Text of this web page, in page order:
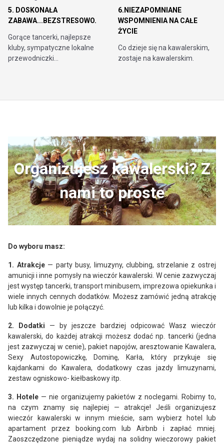
5. DOSKONAŁA
ZABAWA...BEZSTRESOWO.
Gorące tancerki, najlepsze
kluby, sympatyczne lokalne
przewodniczki…
6.NIEZAPOMNIANE
WSPOMNIENIA NA CAŁE
ŻYCIE
Co dzieje się na kawalerskim,
zostaje na kawalerskim.
Organizujesz kawalerski? Z
nami to proste
Do wyboru masz:
1. Atrakcje— party busy, limuzyny, clubbing, strzelanie z ostrej
amunicji i inne pomysły na wieczór kawalerski. W cenie zazwyczaj
jest występ tancerki, transport minibusem, imprezowa opiekunka i
wiele innych cennych dodatków. Możesz zamówić jedną atrakcję
lub kilka i dowolnie je połączyć.
2. Dodatki — by jeszcze bardziej odpicować Wasz wieczór
kawalerski, do każdej atrakcji możesz dodać np. tancerki (jedna
jest zazwyczaj w cenie), pakiet napojów, aresztowanie Kawalera,
Sexy Autostopowiczkę, Dominę, Karła, który przykuje się
kajdankami do Kawalera, dodatkowy czas jazdy limuzynami,
zestaw ogniskowo- kiełbaskowy itp.
3. Hotele— nie organizujemy pakietów z noclegami. Robimy to,
na czym znamy się najlepiej — atrakcje! Jeśli organizujesz
wieczór kawalerski w innym mieście, sam wybierz hotel lub
apartament przez booking.com lub Airbnb i zapłać mniej.
Zaoszczędzone pieniądze wydaj na solidny wieczorowy pakiet